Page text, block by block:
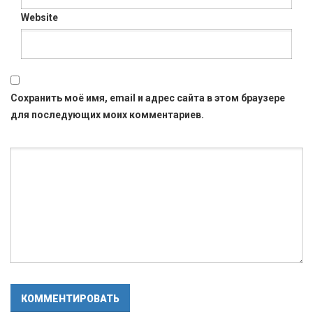
Website
Сохранить моё имя, email и адрес сайта в этом браузере
для последующих моих комментариев.